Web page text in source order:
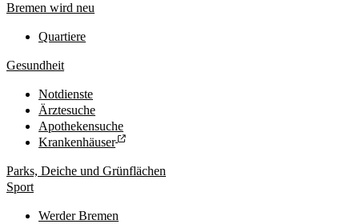
Bremen wird neu
Quartiere
Gesundheit
Notdienste
Ärztesuche
Apothekensuche
Krankenhäuser
Parks, Deiche und Grünflächen
Sport
Werder Bremen